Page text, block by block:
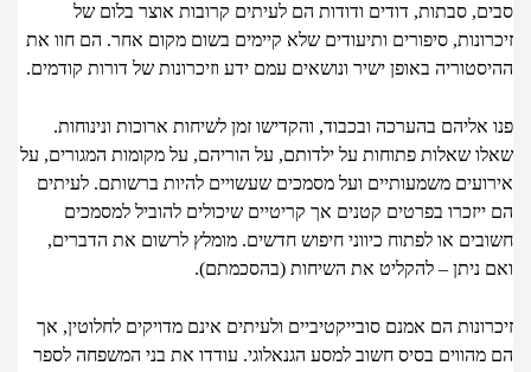
סבתות, דודים ודודות הם לעיתים קרובות אוצר בלום של
סיפורים ותיעודים שלא קיימים בשום מקום אחר. הם חוו את
באופן ישיר ונושאים עמם ידע וזיכרונות של דורות קודמים.
אליהם בהערכה ובכבוד, והקדישו זמן לשיחות ארוכות ונינוחות.
שאלות פתוחות על ילדותם, על הוריהם, על מקומות המגורים, על
משמעותיים ועל מסמכים שעשויים להיות ברשותם. לעיתים
בפרטים קטנים אך קריטיים שיכולים להוביל למסמכים
או לפתוח כיווני חיפוש חדשים. מומלץ לרשום את הדברים,
ניתן – להקליט את השיחות (בהסכמתם).
הם אמנם סובייקטיביים ולעיתים אינם מדויקים לחלוטין, אך
בסיס חשוב למסע הגנאלוגי. עודדו את בני המשפחה לספר